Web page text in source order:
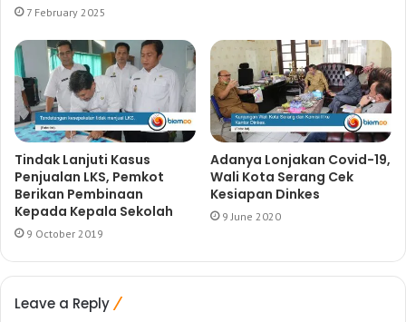
7 February 2025
Tindak Lanjuti Kasus
Penjualan LKS, Pemkot
Berikan Pembinaan
Kepada Kepala Sekolah
9 October 2019
Adanya Lonjakan Covid-19,
Wali Kota Serang Cek
Kesiapan Dinkes
9 June 2020
Leave a Reply